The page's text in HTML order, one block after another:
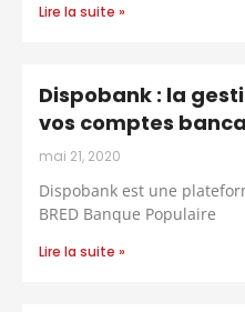
Lire la suite »
Dispobank : la
vos comptes
mai 21, 2020
Dispobank est une
BRED Banque Populaire
Lire la suite »